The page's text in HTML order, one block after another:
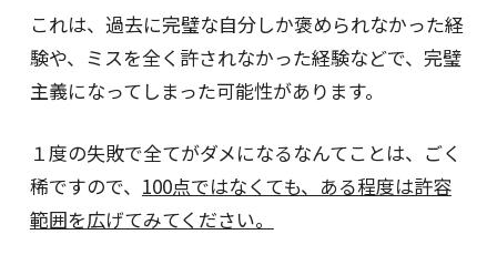
これは、過去に完璧な自分しか褒められなかった経
験や、ミスを全く許されなかった経験などで、完璧
主義になってしまった可能性があります。
１度の失敗で全てがダメになるなんてことは、ごく
稀ですので、 100点ではなくても、ある程度は許容
範囲を広げてみてください。